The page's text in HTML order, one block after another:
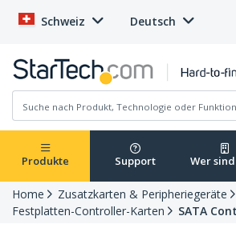
Schweiz Deutsch
Produkte Support Wer
Home
Zusatzkarten & Peripheriegeräte
Festplatten-Controller-Karten
SATA